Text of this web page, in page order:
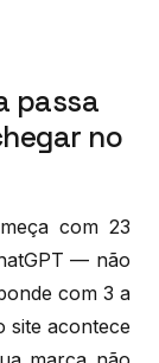
passa
no
com 23
— não
com 3 a
site acontece